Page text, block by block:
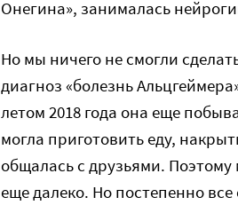
Онегина», занималась
Но мы ничего не смогли
диагноз «болезнь
летом 2018 года она еще
могла приготовить еду,
общалась с друзьями. Поэтому
еще далеко. Но постепенно все